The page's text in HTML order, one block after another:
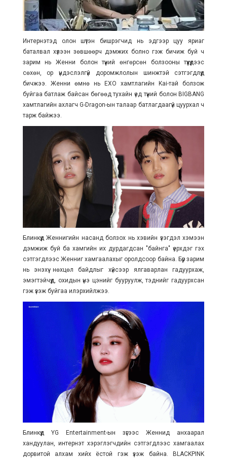
Интернэтэд олон шүтэн бишрэгчид нь эдгээр цуу яриаг
баталвал хүлээн зөвшөөрч дэмжих болно гэж бичиж буй ч
зарим нь Женни болон түүний өнгөрсөн болзооны түүхүүдээс
сөхөн, ор үндэслэлгүй доромжлолын шинжтэй сэтгэгдлүүд
бичжээ. Женни өмнө нь EXO хамтлагийн Kai-тай болзож
буйгаа батлаж байсан бөгөөд тухайн үед түүний болон BIGBANG
хамтлагийн ахлагч G-Dragon-ын талаар батлагдаагүй цуурхал ч
тарж байжээ.
Блинкүүд Женнигийн насанд болзох нь хэвийн үзэгдэл хэмээн
дэмжиж буй ба хамгийн их дурдагдсан "байнга" үерхдэг гэх
сэтгэгдлээс Женниг хамгаалахыг оролдсоор байна. Бүр зарим
нь энэхүү нөхцөл байдлыг хүйсээр ялгаварлан гадуурхаж,
эмэгтэйчүүд, охидын үнэ цэнийг бууруулж, тэднийг гадуурхсан
гэж үзэж буйгаа илэрхийлжээ.
Блинкүүд YG Entertainment-ын зүгээс Женнид анхаарал
хандуулан, интернэт хэрэглэгчдийн сэтгэгдлээс хамгаалах
дорвитой алхам хийх ёстой гэж үзэж байна. BLACKPINK